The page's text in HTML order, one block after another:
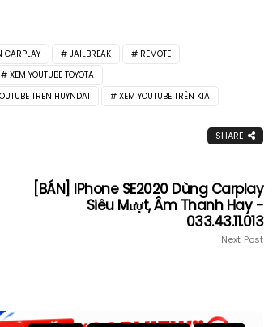
CARPLAY JAILBREAK
REMOTE
XEM YOUTUBE TOYOTA
TREN HUYNDAI
XEM YOUTUBE TRÊN KIA
SHARE
[BÁN] IPhone SE2020 Dùng Carplay
Siêu Mượt, Âm Thanh Hay -
033.43.11.013
Next Post